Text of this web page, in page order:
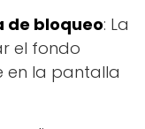
de bloqueo: La
el fondo
en la pantalla